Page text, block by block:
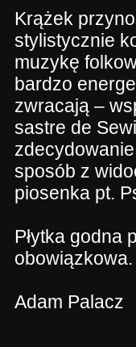
Krążek
stylistycznie
muzykę
bardzo
zwracają –
sastre de
sposób z
piosenka pt.
Płytka godna
obowiązkowa.
Adam Palacz